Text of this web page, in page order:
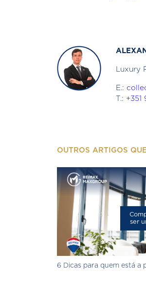
Luxury
E.:
T.: +351
OUTROS ARTIGOS
ser
6 Dicas para quem está a